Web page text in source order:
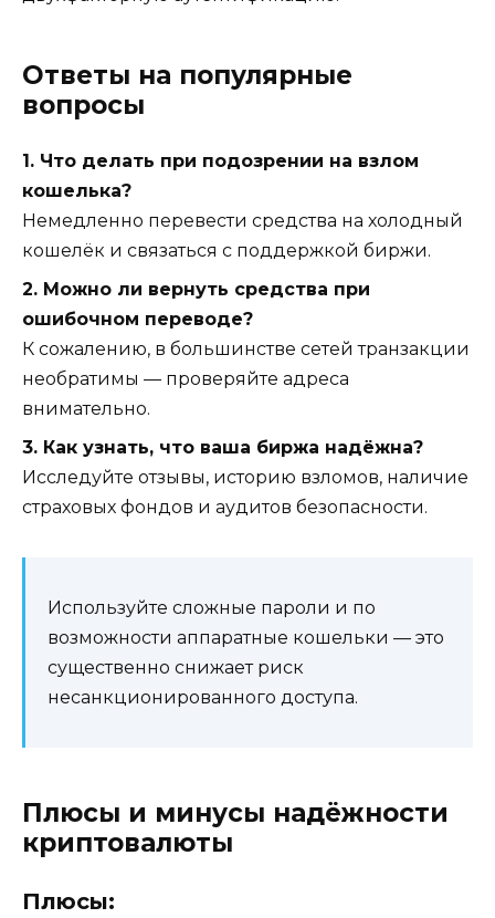
Ответы на популярные
вопросы
1. Что делать при подозрении на взлом
кошелька?
Немедленно перевести средства на холодный
кошелёк и связаться с поддержкой биржи.
2. Можно ли вернуть средства при
ошибочном переводе?
К сожалению, в большинстве сетей транзакции
необратимы — проверяйте адреса
внимательно.
3. Как узнать, что ваша биржа надёжна?
Исследуйте отзывы, историю взломов, наличие
страховых фондов и аудитов безопасности.
Используйте сложные пароли и по
возможности аппаратные кошельки — это
существенно снижает риск
несанкционированного доступа.
Плюсы и минусы надёжности
криптовалюты
Плюсы: